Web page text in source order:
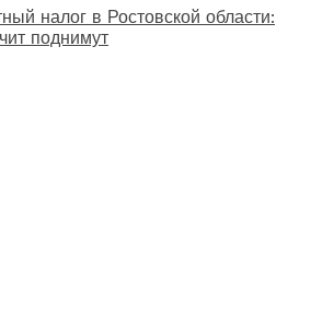
налог в Ростовской области:
поднимут